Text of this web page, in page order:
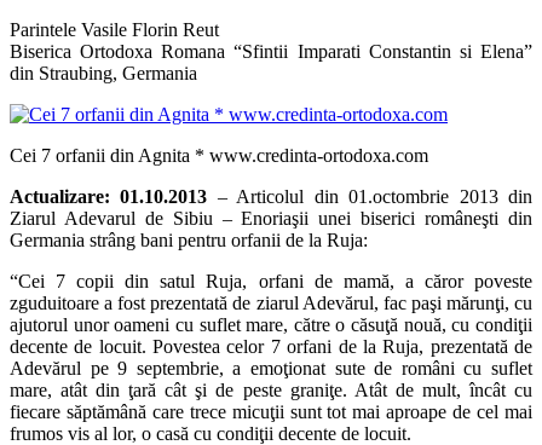
Parintele Vasile Florin Reut
Biserica Ortodoxa Romana “Sfintii Imparati Constantin si Elena”
din Straubing, Germania
Cei 7 orfanii din Agnita * www.credinta-ortodoxa.com
Actualizare: 01.10.2013 – Articolul din 01.octombrie 2013 din
Ziarul Adevarul de Sibiu – Enoriaşii unei biserici româneşti din
Germania strâng bani pentru orfanii de la Ruja:
“Cei 7 copii din satul Ruja, orfani de mamă, a căror poveste
zguduitoare a fost prezentată de ziarul Adevărul, fac paşi mărunţi, cu
ajutorul unor oameni cu suflet mare, către o căsuţă nouă, cu condiţii
decente de locuit. Povestea celor 7 orfani de la Ruja, prezentată de
Adevărul pe 9 septembrie, a emoţionat sute de români cu suflet
mare, atât din ţară cât şi de peste graniţe. Atât de mult, încât cu
fiecare săptămână care trece micuţii sunt tot mai aproape de cel mai
frumos vis al lor, o casă cu condiţii decente de locuit.